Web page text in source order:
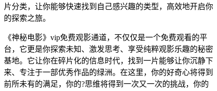
片分类，让你能够快速找到自己感兴趣的类型，高效地开启你
的探索之旅。
《神秘电影》vip免费观影通道，不仅仅是一个免费观看的平
台，它更是你探索未知、激发思考、享受纯粹观影乐趣的秘密
基地。它让你在碎片化的信息时代，找到一片能够让你沉静下
来、专注于一部优秀作品的绿洲。在这里，你的好奇心将得到
前所未有的满足，你的?思维将得到一次又一次的挑战，你的